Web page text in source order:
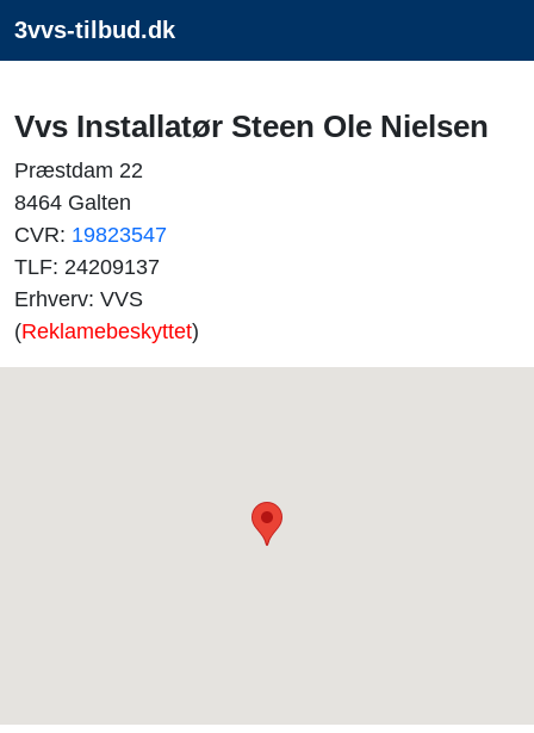
3vvs-tilbud.dk
Vvs Installatør Steen Ole Nielsen
Præstdam 22
8464 Galten
CVR: 19823547
TLF: 24209137
Erhverv: VVS
(Reklamebeskyttet)